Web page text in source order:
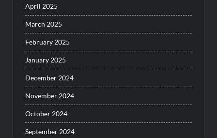
April 2025
March 2025
February 2025
January 2025
December 2024
November 2024
October 2024
September 2024